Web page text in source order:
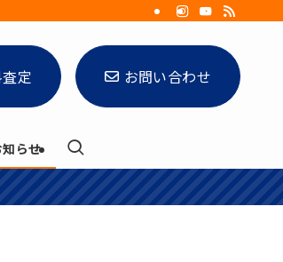
定 お問い合わせ
知らせ